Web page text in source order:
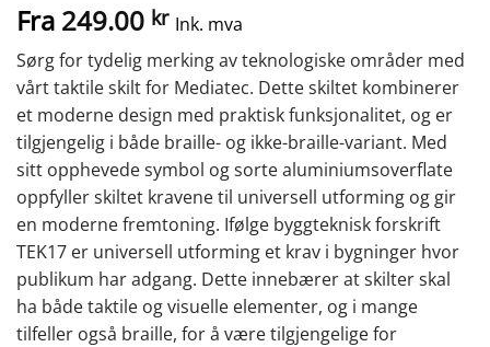
Fra 249.00 kr Ink. mva
Sørg for tydelig merking av teknologiske områder med
vårt taktile skilt for Mediatec. Dette skiltet kombinerer
et moderne design med praktisk funksjonalitet, og er
tilgjengelig i både braille- og ikke-braille-variant. Med
sitt opphevede symbol og sorte aluminiumsoverflate
oppfyller skiltet kravene til universell utforming og gir
en moderne fremtoning. Ifølge byggteknisk forskrift
TEK17 er universell utforming et krav i bygninger hvor
publikum har adgang. Dette innebærer at skilter skal
ha både taktile og visuelle elementer, og i mange
tilfeller også braille, for å være tilgjengelige for